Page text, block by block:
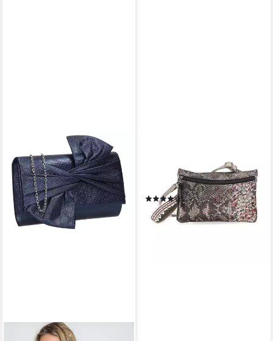
Umhängetasche, Clutch Bag,
Umhängetasche
(1)
19,95 € 39,95 €
-50%